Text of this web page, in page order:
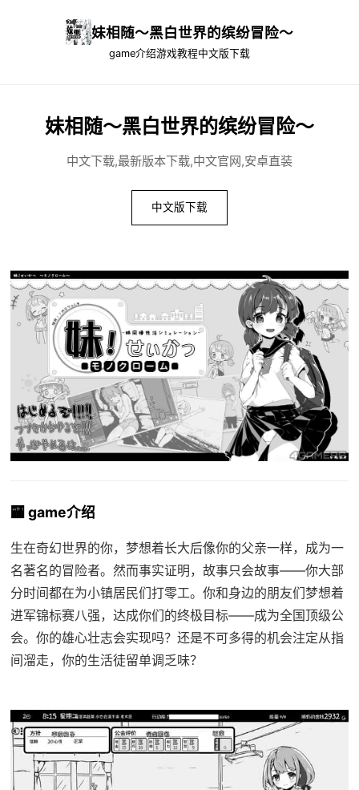
妹相随～黑白世界的缤纷冒险～
game介绍游戏教程中文版下载
妹相随～黑白世界的缤纷冒险～
中文下载,最新版本下载,中文官网,安卓直装
中文版下载
🏧 game介绍
生在奇幻世界的你，梦想着长大后像你的父亲一样，成为一
名著名的冒险者。然而事实证明，故事只会故事——你大部
分时间都在为小镇居民们打零工。你和身边的朋友们梦想着
进军锦标赛八强，达成你们的终极目标——成为全国顶级公
会。你的雄心壮志会实现吗？还是不可多得的机会注定从指
间溜走，你的生活徒留单调乏味？